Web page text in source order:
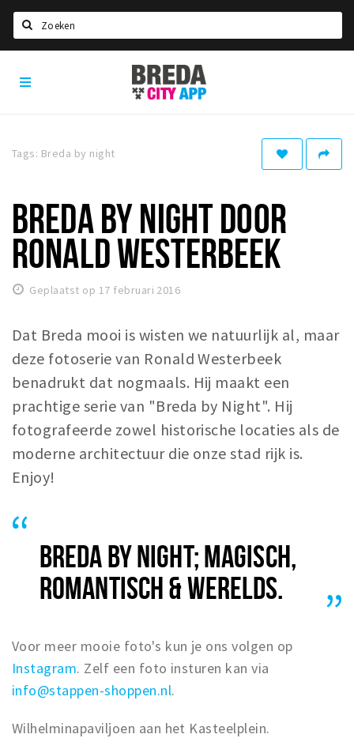
Home
Eten
Drinken
Slapen
Winkels
Winkelgebieden
Parkeren
Bezienswaardigheden
Toeristische routes
Natuurgebieden
Baroniepoorten
Sport
Inloggen
Breda
City
App
Tags: Breda by night
BREDA BY NIGHT DOOR
RONALD WESTERBEEK
Geplaatst op 17 februari 2016
Dat Breda mooi is wisten we natuurlijk al, maar
deze fotoserie van Ronald Westerbeek
benadrukt dat nogmaals. Hij maakt een
prachtige serie van "Breda by Night". Hij
fotografeerde zowel historische locaties als de
moderne architectuur die onze stad rijk is.
Enjoy!
BREDA BY NIGHT; MAGISCH,
ROMANTISCH & WERELDS.
Voor meer mooie foto's kun je ons volgen op
Instagram. Zelf een foto insturen kan via
info@stappen-shoppen.nl.
Wilhelminapaviljoen aan het Kasteelplein.